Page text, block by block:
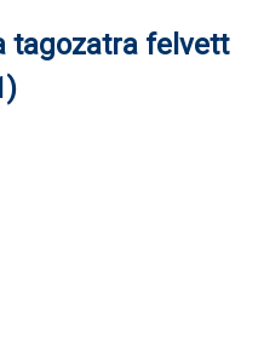
tagozatra felvett